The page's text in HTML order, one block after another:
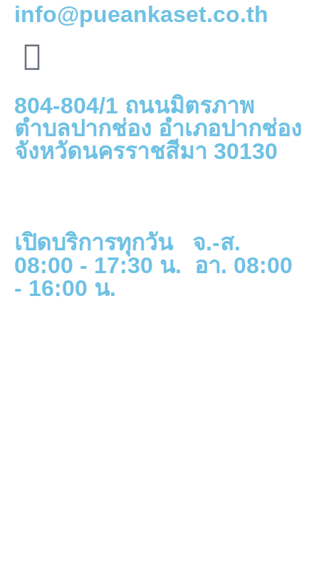
info@pueankaset.co.th
804-804/1 ถนนมิตรภาพ
ตำบลปากช่อง อำเภอปากช่อง
จังหวัดนครราชสีมา 30130
เปิดบริการทุกวัน จ.-ส.
08:00 - 17:30 น. อา. 08:00
- 16:00 น.